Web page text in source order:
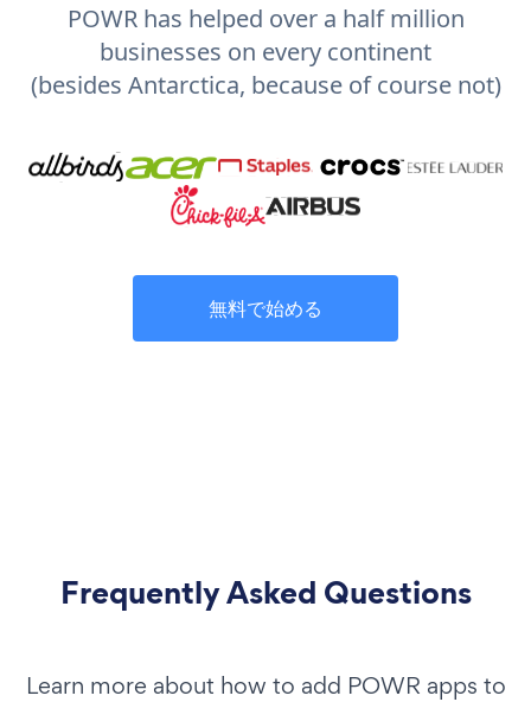
POWR has helped over a half million
businesses on every continent
(besides Antarctica, because of course not)
無料で始める
Frequently Asked Questions
Learn more about how to add POWR apps to